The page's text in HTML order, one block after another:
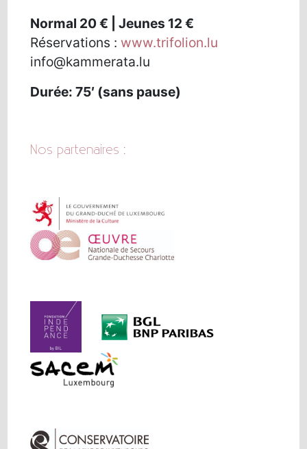
Normal 20 € | Jeunes 12 €
Réservations : www.trifolion.lu
info@kammerata.lu
Durée: 75′ (sans pause)
Nos partenaires :